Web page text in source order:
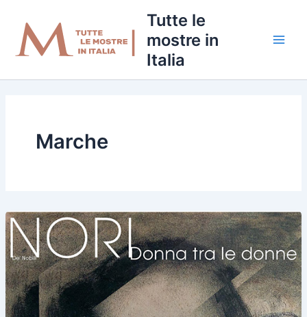
contenuto
Tutte le
mostre in
Italia
Marche